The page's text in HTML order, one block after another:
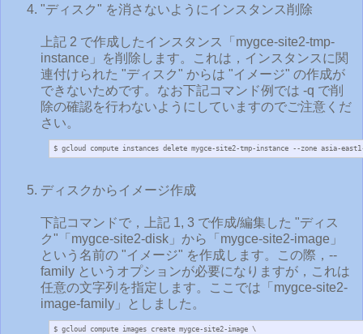
"ディスク" を消さないようにインスタンス削除
上記 2 で作成したインスタンス「mygce-site2-tmp-
instance」を削除します。これは，インスタンスに関
連付けられた "ディスク" からは "イメージ" の作成が
できないためです。なお下記コマンド例では -q で削
除の確認を行わないようにしていますのでご注意くだ
さい。
$ gcloud compute instances delete mygce-site2-tmp-instance --zone asia-
ディスクからイメージ作成
下記コマンドで，上記 1, 3 で作成/編集した "ディス
ク"「mygce-site2-disk」から「mygce-site2-image」
という名前の "イメージ" を作成します。この際，--
family というオプションが必要になりますが，これは
任意の文字列を指定します。ここでは「mygce-site2-
image-family」としました。
$ gcloud compute images create mygce-site2-image \